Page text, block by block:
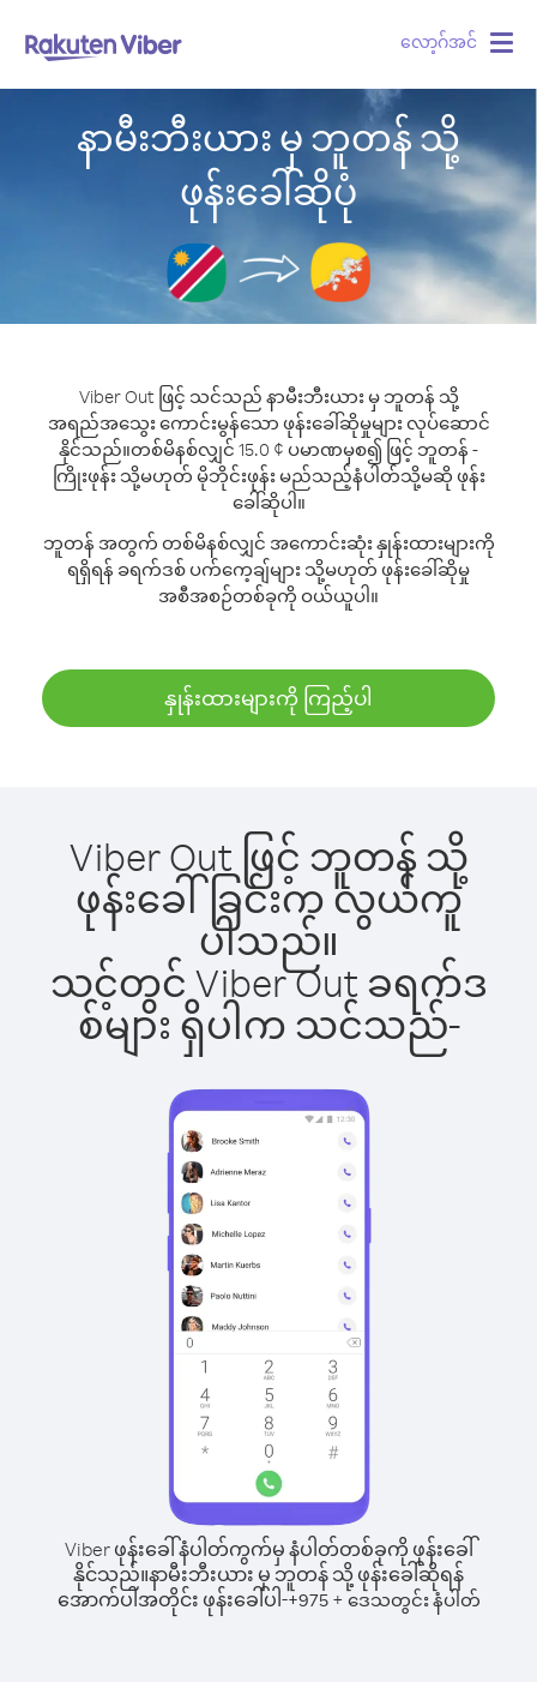
လော့ဂ်အင်
နာမီးဘီးယား မှ ဘူတန် သို့
ဖုန်းခေါ်ဆိုပုံ
Viber Out ဖြင့် သင်သည် နာမီးဘီးယား မှ ဘူတန် သို့
အရည်အသွေး ကောင်းမွန်သော ဖုန်းခေါ်ဆိုမှုများ လုပ်ဆောင်
နိုင်သည်။တစ်မိနစ်လျှင် 15.0 ¢ ပမာဏမှစ၍ ဖြင့် ဘူတန် -
ကြိုးဖုန်း သို့မဟုတ် မိုဘိုင်းဖုန်း မည်သည့်နံပါတ်သို့မဆို ဖုန်း
ခေါ်ဆိုပါ။
ဘူတန် အတွက် တစ်မိနစ်လျှင် အကောင်းဆုံး နှုန်းထားများကို
ရရှိရန် ခရက်ဒစ် ပက်ကေ့ချ်များ သို့မဟုတ် ဖုန်းခေါ်ဆိုမှု
အစီအစဉ်တစ်ခုကို ဝယ်ယူပါ။
နှုန်းထားများကို ကြည့်ပါ
Viber Out ဖြင့် ဘူတန် သို့
ဖုန်းခေါ်ခြင်းက လွယ်ကူ
ပါသည်။
သင့်တွင် Viber Out ခရက်ဒ
စ်များ ရှိပါက သင်သည်-
Viber ဖုန်းခေါ်နံပါတ်ကွက်မှ နံပါတ်တစ်ခုကို ဖုန်းခေါ်
နိုင်သည်။နာမီးဘီးယား မှ ဘူတန် သို့ ဖုန်းခေါ်ဆိုရန်
အောက်ပါအတိုင်း ဖုန်းခေါ်ပါ-+975+ ဒေသတွင်း နံပါတ်